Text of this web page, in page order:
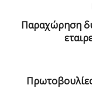
Παραχώρηση